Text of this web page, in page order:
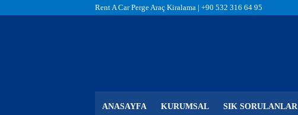
Rent A Car Perge Araç Kiralama | +90 532 316 64 95
ANASAYFA KURUMSAL SIK SORULANLAR